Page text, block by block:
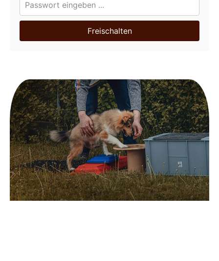
Freischalten